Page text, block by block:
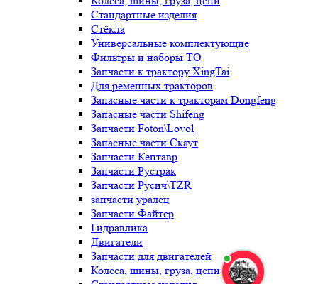
Стандартные изделия
Стёкла
Универсальные комплектующие
Фильтры и наборы ТО
Запчасти к трактору XingTai
Для ременных тракторов
Запасные части к тракторам Dongfeng
Запасные части Shifeng
Запчасти Foton\Lovol
Запасные части Скаут
Запчасти Кентавр
Запчасти Рустрак
Запчасти Русич\TZR
запчасти уралец
Запчасти Файтер
Гидравлика
Двигатели
Запчасти для двигателей
Колёса, шины, груза, цепи